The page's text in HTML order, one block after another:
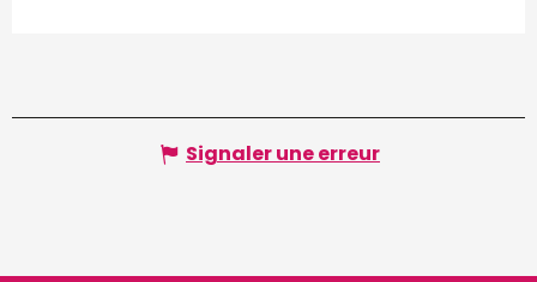
Signaler une erreur